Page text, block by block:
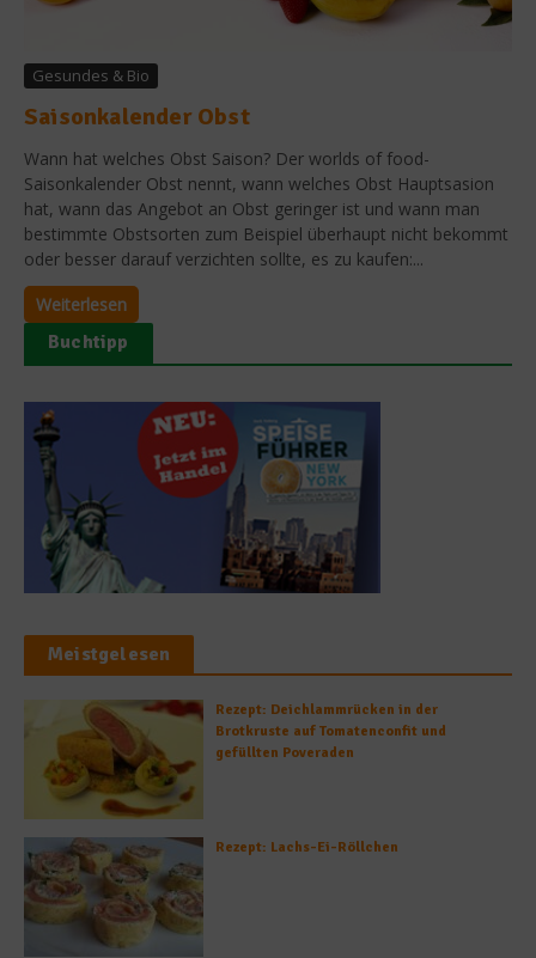
Gesundes & Bio
Saisonkalender Obst
Wann hat welches Obst Saison? Der worlds of food-
Saisonkalender Obst nennt, wann welches Obst Hauptsasion
hat, wann das Angebot an Obst geringer ist und wann man
bestimmte Obstsorten zum Beispiel überhaupt nicht bekommt
oder besser darauf verzichten sollte, es zu kaufen:...
Weiterlesen
Buchtipp
Meistgelesen
Rezept: Deichlammrücken in der
Brotkruste auf Tomatenconfit und
gefüllten Poveraden
Rezept: Lachs-Ei-Röllchen